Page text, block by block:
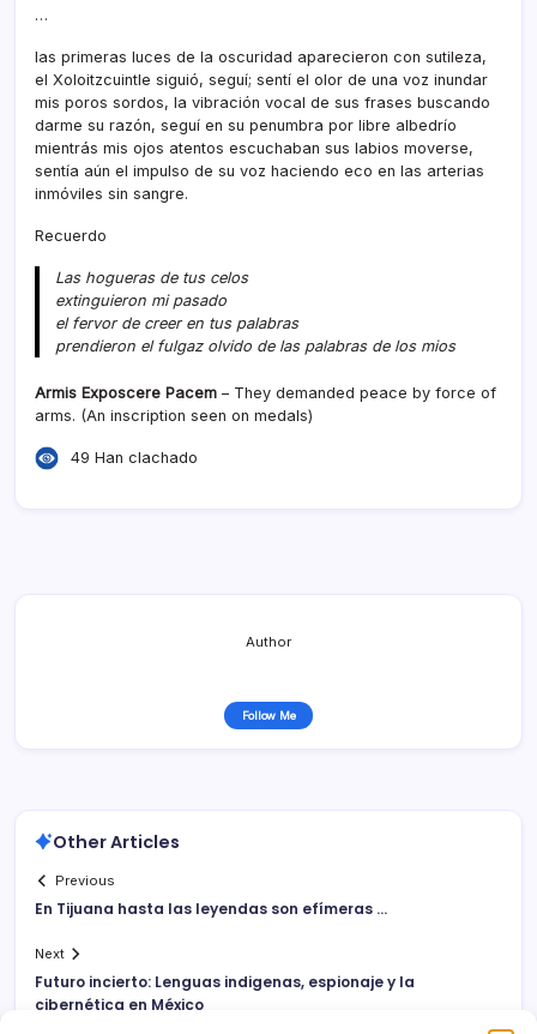
…
las primeras luces de la oscuridad aparecieron con sutileza,
el Xoloitzcuintle siguió, seguí­; sentí­ el olor de una voz inundar
mis poros sordos, la vibración vocal de sus frases buscando
darme su razón, seguí­ en su penumbra por libre albedrí­o
mientrás mis ojos atentos escuchaban sus labios moverse,
sentí­a aún el impulso de su voz haciendo eco en las arterias
inmóviles sin sangre.
Recuerdo
Las hogueras de tus celos
extinguieron mi pasado
el fervor de creer en tus palabras
prendieron el fulgaz olvido de las palabras de los mios
Armis Exposcere Pacem – They demanded peace by force of
arms. (An inscription seen on medals)
49 Han clachado
Author
Follow Me
Other Articles
Previous
En Tijuana hasta las leyendas son efí­meras …
Next
Futuro incierto: Lenguas indigenas, espionaje y la
cibernética en México